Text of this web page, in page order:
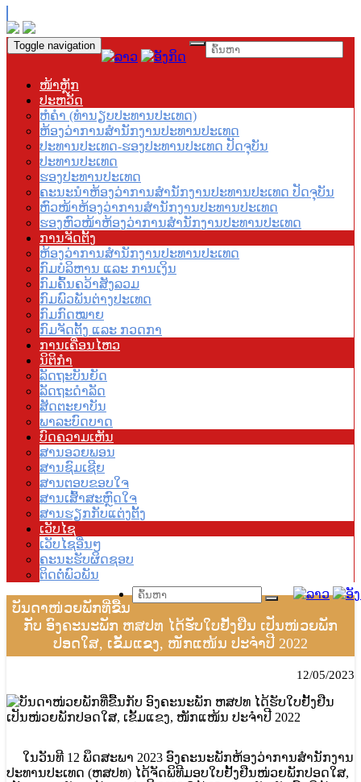
Toggle navigation
ໜ້າຫຼັກ
ປະຫວັດ
ຫໍຄຳ (ທຳນຽບປະທານປະເທດ)
ຫ້ອງວ່າການສຳນັກງານປະທານປະເທດ
ປະທານປະເທດ-ຮອງປະທານປະເທດ ປັດຈຸບັນ
ປະທານປະເທດ
ຮອງປະທານປະເທດ
ຄະນະນຳຫ້ອງວ່າການສຳນັກງານປະທານປະເທດ ປັດຈຸບັນ
ຫົວໜ້າຫ້ອງວ່າການສຳນັກງານປະທານປະເທດ
ຮອງຫົວໜ້າຫ້ອງວ່າການສຳນັກງານປະທານປະເທດ
ການຈັດຕັ້ງ
ຫ້ອງວ່າການສຳນັກງານປະທານປະເທດ
ກົມບໍລິຫານ ແລະ ການເງິນ
ກົມຄົ້ນຄວ້າສັງລວມ
ກົມພົວພັນຕ່າງປະເທດ
ກົມກົດໝາຍ
ກົມຈັດຕັ້ງ ແລະ ກວດກາ
ການເຄື່ອນໄຫວ
ນິຕິກຳ
ລັດຖະບັນຍັດ
ລັດຖະດຳລັດ
ສັດຕະຍາບັນ
ພາລະບົດບາດ
ບົດຄວາມເຫັນ
ສານອວຍພອນ
ສານຊົມເຊີຍ
ສານຕອບຂອບໃຈ
ສານເສົ້າສະຫຼົດໃຈ
ສານຮຽກກັບແຕ່ງຕັ້ງ
ເວັບໄຊ
ເວັບໄຊອື່ນໆ
ຄະນະຮັບຜິດຊອບ
ຕິດຕໍ່ພົວພັນ
ບັນດາໜ່ວຍພັກທີ່ຂື້ນ
ກັບ ອົງຄະນະພັກ ຫສປທ ໄດ້ຮັບໃບຢັ້ງຢືນ ເປັນໜ່ວຍພັກ
ປອດໃສ, ເຂັ້ມແຂງ, ໜັກແໜ້ນ ປະຈໍາປີ 2022
12/05/2023
ໃນວັນທີ 12 ພຶດສະພາ 2023 ອົງຄະນະພັກຫ້ອງວ່າການສໍານັກງານ
ປະທານປະເທດ (ຫສປທ) ໄດ້ຈັດພິທີມອບໃບຢັ້ງຢືນໜ່ວຍພັກປອດໃສ,